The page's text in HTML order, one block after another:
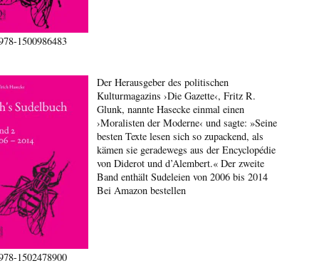
1500986483
1502478900
Der Herausgeber des politischen
Kulturmagazins ›Die Gazette‹, Fritz R.
Glunk, nannte Hasecke einmal einen
›Moralisten der Moderne‹ und sagte: »Seine
besten Texte lesen sich so zupackend, als
kämen sie geradewegs aus der Encyclopédie
von Diderot und d’Alembert.« Der zweite
Band enthält Sudeleien von 2006 bis 2014
Bei Amazon bestellen